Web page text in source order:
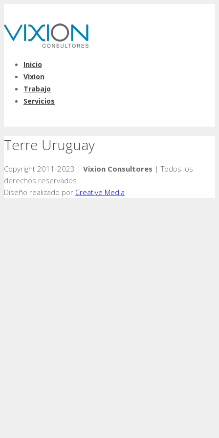
Inicio
Vixion
Trabajo
Servicios
Terre Uruguay
Copyright 2011-2023 | Vixion Consultores | Todos los
derechos reservados
Diseño realizado por Creative Media